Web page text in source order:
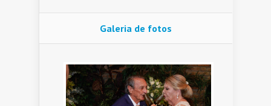
Galeria de fotos